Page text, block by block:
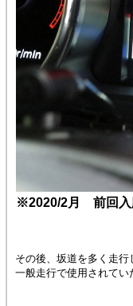
※2020/2月 前回入
その後、坂道を多く走
一般走行で使用されてい